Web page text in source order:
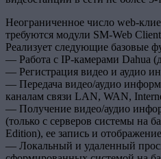
Неограниченное число web-
требуются модули SM-Web
Реализует следующие базовые
— Работа с IP-камерами Dahua
— Регистрация видео и аудио
— Передача видео/аудио
каналам связи LAN, WAN,
— Получение видео/аудио
(только с серверов системы на
Edition), ее запись и
— Локальный и удаленный